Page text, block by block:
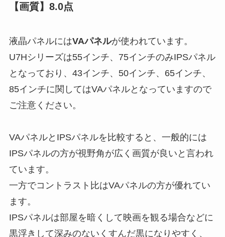
【画質】8.0点
液晶パネルにはVAパネルが使われています。
U7Hシリーズは55インチ、75インチのみIPSパネル
となっており、43インチ、50インチ、65インチ、
85インチに関してはVAパネルとなっていますので
ご注意ください。
VAパネルとIPSパネルを比較すると、一般的には
IPSパネルの方が視野角が広く画質が良いと言われ
ています。
一方でコントラスト比はVAパネルの方が優れてい
ます。
IPSパネルは部屋を暗くして映画を観る場合などに
黒浮きして深みのないくすんだ黒になりやすく、